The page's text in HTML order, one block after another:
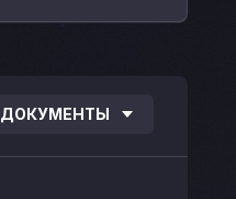
ДОКУМЕНТЫ